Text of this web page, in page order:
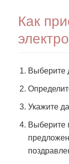
Как
Выберите
Укажите
Выберите